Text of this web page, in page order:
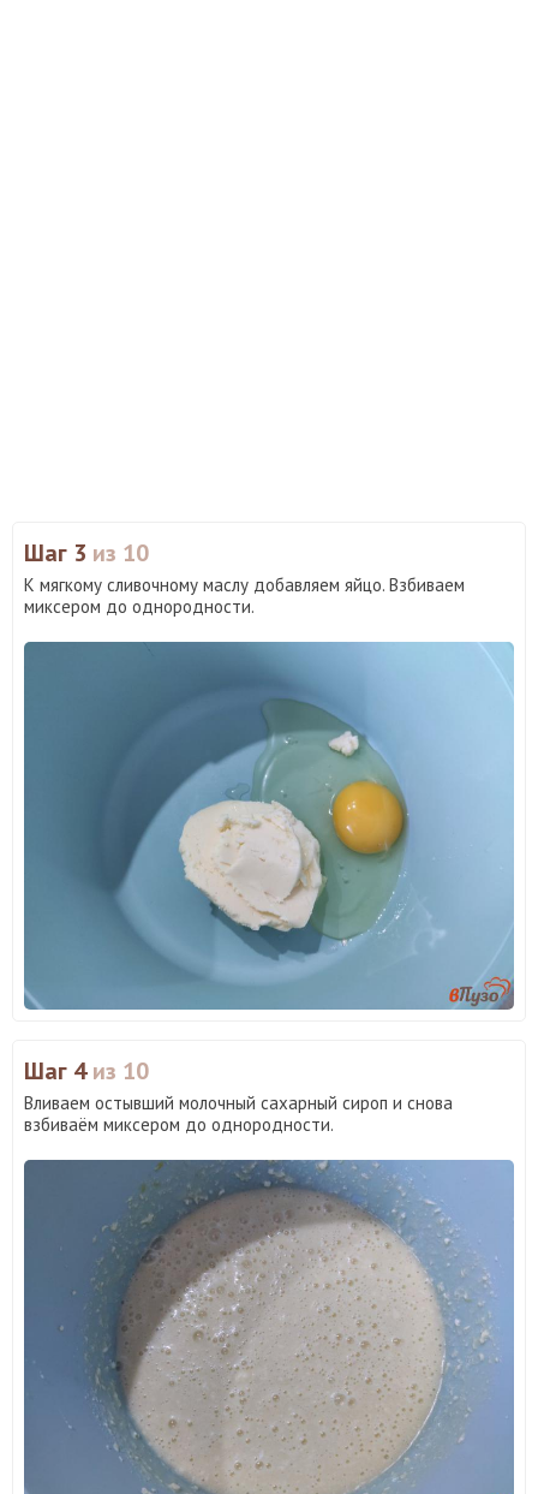
Шаг 3 из 10
К мягкому сливочному маслу добавляем яйцо. Взбиваем
миксером до однородности.
Шаг 4из 10
Вливаем остывший молочный сахарный сироп и снова
взбиваём миксером до однородности.